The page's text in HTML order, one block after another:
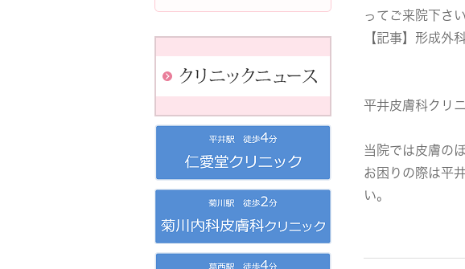
ってご来院下さい
【記事】形成外
平井皮膚科クリ
当院では皮膚の
お困りの際は平
い。